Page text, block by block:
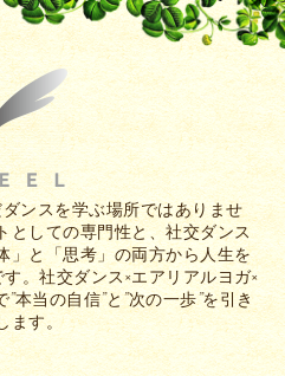
ンスを学ぶ場所ではありませ
としての専門性と、社交ダンス
」と「思考」の両方から人生を
。社交ダンス×エアリアルヨガ×
本当の自信”と”次の一歩”を引き
ます。